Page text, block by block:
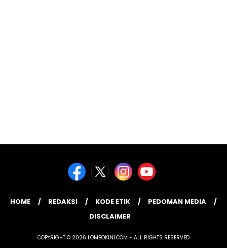
HOME REDAKSI KODE ETIK
PEDOMAN MEDIA
DISCLAIMER
COPYRIGHT © 2026 LOMBOKINI.COM - ALL RIGHTS RESERVED